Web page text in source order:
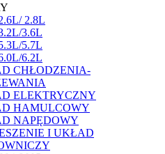
2.8L
3.6L
5.7L
6.2L
CHŁODZENIA-
ELEKTRYCZNY
HAMULCOWY
NAPĘDOWY
I UKŁAD